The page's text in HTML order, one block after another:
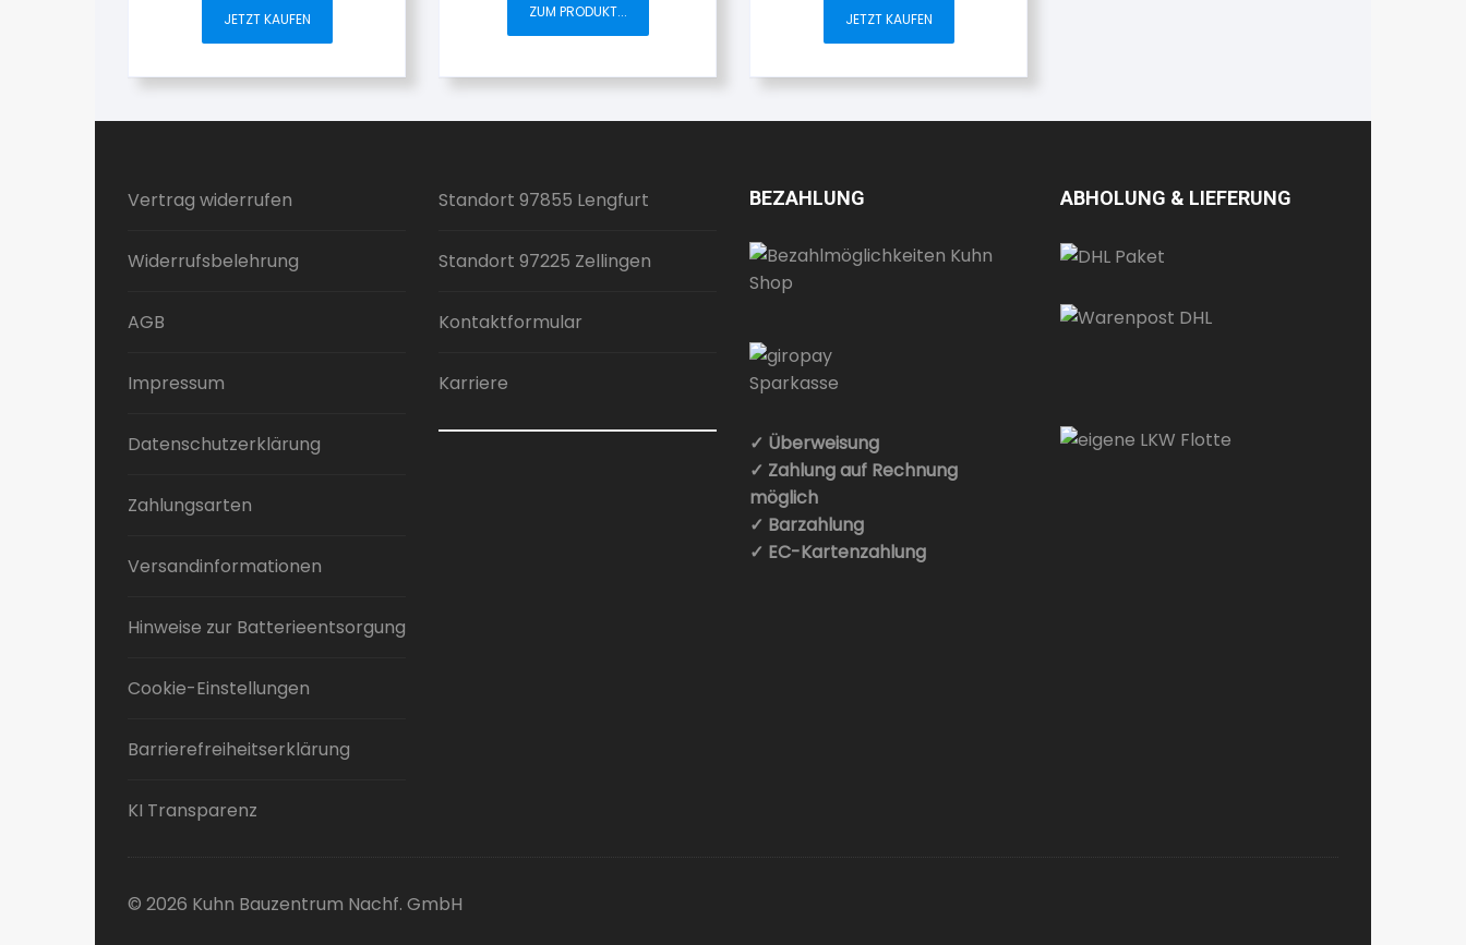
JETZT KAUFEN ZUM PRODUKT...
Dieses
weist
Varianten
Optionen
auf
JETZT KAUFEN
Vertrag widerrufen
Widerrufsbelehrung
AGB
Impressum
Datenschutzerklärung
Zahlungsarten
Versandinformationen
Hinweise zur Batterieentsorgung
Cookie-Einstellungen
Barrierefreiheitserklärung
KI Transparenz
Standort 97855 Lengfurt
Standort 97225 Zellingen
Kontaktformular
Karriere
BEZAHLUNG
✓ Überweisung
✓ Zahlung auf Rechnung
möglich
✓ Barzahlung
✓ EC-Kartenzahlung
ABHOLUNG & LIEFERUNG
© 2026 Kuhn Bauzentrum Nachf. GmbH